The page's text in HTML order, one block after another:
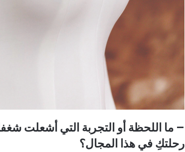
– ما اللحظة أو التجربة التي أشعلت
رحلتكِ في هذا المجال؟